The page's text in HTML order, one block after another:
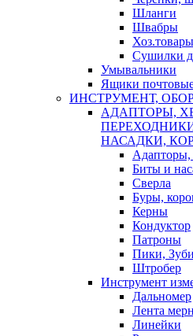
Шланги
Швабры
Хоз.товары
Сушилки
Умывальники
Ящики
ИНСТРУМЕНТ,
АДАПТОРЫ,
НАСАДКИ,
Адапторы,
Биты и
Сверла
Буры,
Керны
Кондуктор
Патроны
Пики,
Штробер
Инструмент
Дальномер
Лента
Линейки